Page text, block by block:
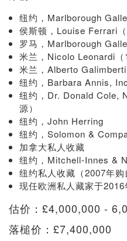
纽约，Marlborough
侯斯顿，Louise Ferrari（
罗马，Marlborough
米兰，Nicolo Leonardi（
米兰，Alberto Galimberti
纽约，Barbara Annis,
纽约，Dr. Donald Cole,
源）
纽约，John Herring
纽约，Solomon &
加拿大私人收藏
纽约，Mitchell-Innes &
纽约私人收藏（2007年购
现任欧洲私人藏家于
估价：£4,000,000 -
落槌价：£7,400,000